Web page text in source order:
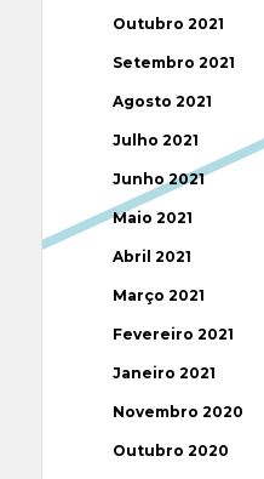
Outubro 2021
Setembro 2021
Agosto 2021
Julho 2021
Junho 2021
Maio 2021
Abril 2021
Março 2021
Fevereiro 2021
Janeiro 2021
Novembro 2020
Outubro 2020